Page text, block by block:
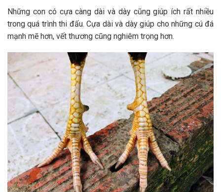
Những con có cựa càng dài và dày cũng giúp ích rất nhiều
trong quá trình thi đấu. Cựa dài và dày giúp cho những cú đá
mạnh mẽ hơn, vết thương cũng nghiêm trọng hơn.